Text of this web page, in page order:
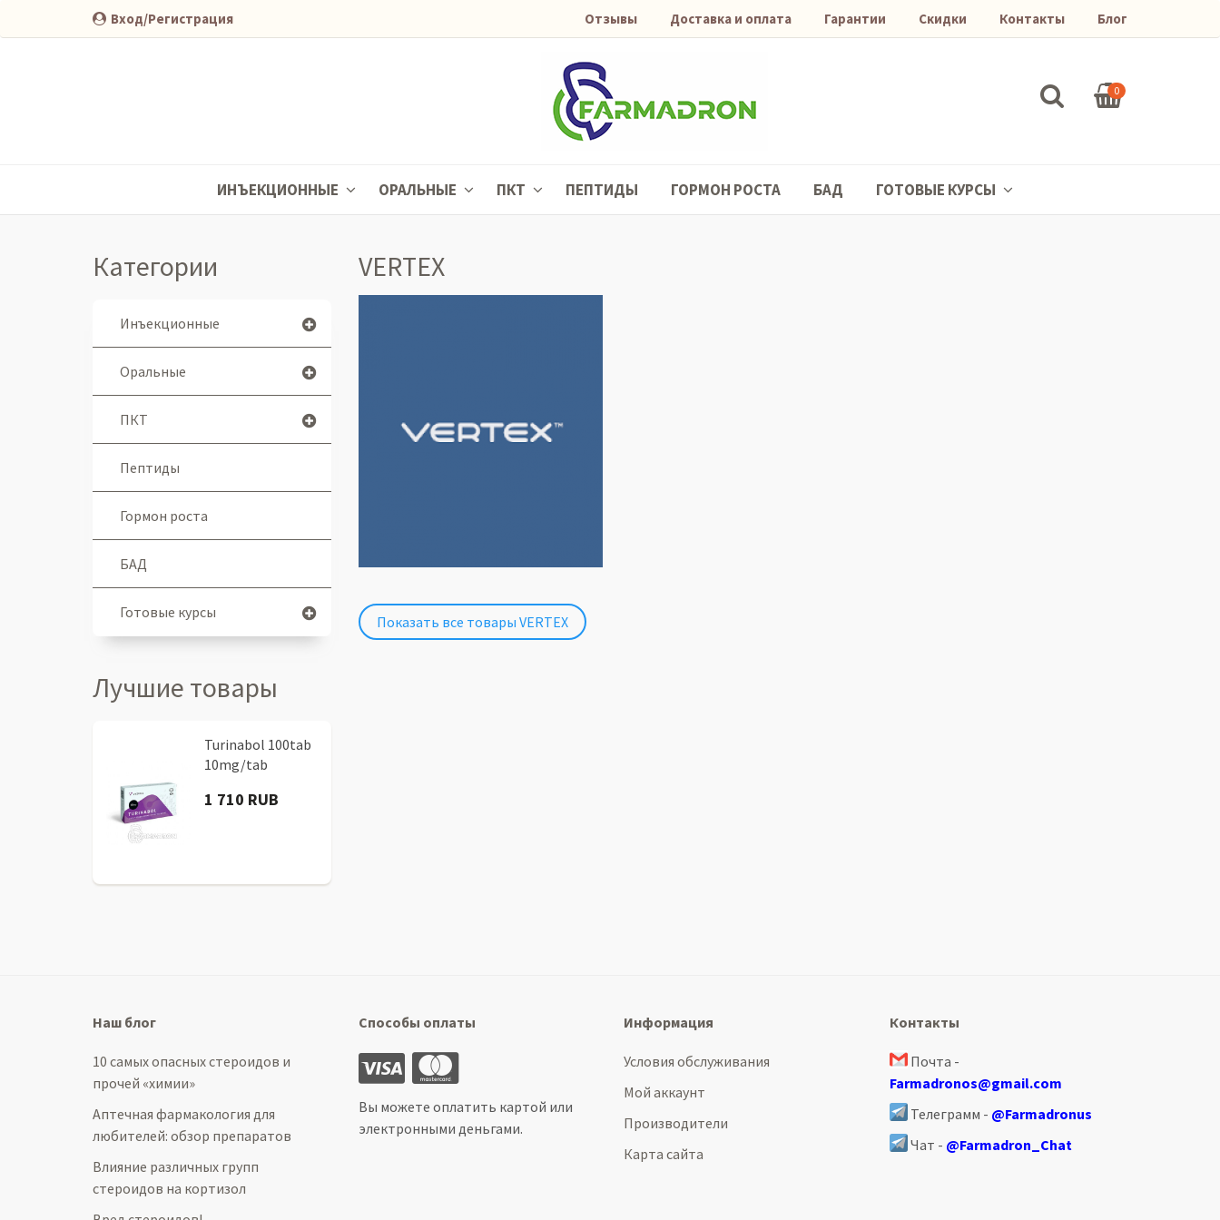
Вход/Регистрация Отзывы Доставка и оплата Гарантии Скидки Контакты Блог
0
ИНЪЕКЦИОННЫЕ ОРАЛЬНЫЕ ПКТ ПЕПТИДЫ ГОРМОН РОСТА БАД ГОТОВЫЕ КУРСЫ
VERTEX
Показать все товары VERTEX
Категории
Инъекционные
Оральные
ПКТ
Пептиды
Гормон роста
БАД
Готовые курсы
Лучшие товары
Turinabol 100tab
10mg/tab
1 710 RUB
Наш блог
10 самых опасных стероидов и
прочей «химии»
Аптечная фармакология для
любителей: обзор препаратов
Влияние различных групп
стероидов на кортизол
Способы оплаты
Вы можете оплатить картой или
электронными деньгами.
Информация
Условия обслуживания
Мой аккаунт
Производители
Карта сайта
Контакты
Почта -
Farmadronos@gmail.com
Телеграмм - @Farmadronus
Чат - @Farmadron_Chat